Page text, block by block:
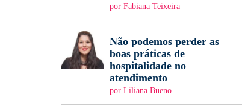
por Fabiana Teixeira
Não podemos perder as
boas práticas de
hospitalidade no
atendimento
por Liliana Bueno